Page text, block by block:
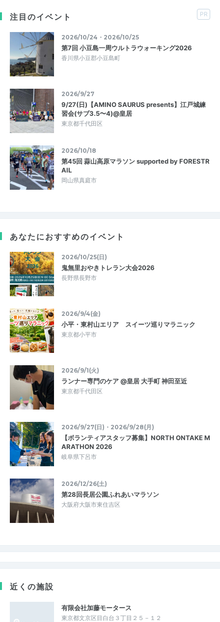
注目のイベント PR
2026/10/24・2026/10/25
第7回 小豆島一周ウルトラウォーキング2026
香川県小豆郡小豆島町
2026/9/27
9/27(日)【AMINO SAURUS presents】江戸城練
習会(サブ3.5〜4)@皇居
東京都千代田区
2026/10/18
第45回 蒜山高原マラソン supported by FORESTR
AIL
岡山県真庭市
あなたにおすすめのイベント
2026/10/25(日)
鬼無里おやきトレラン大会2026
長野県長野市
2026/9/4(金)
小平・東村山エリア スイーツ巡りマラニック
東京都小平市
2026/9/1(火)
ランナー専門のケア @皇居 大手町 神田至近
東京都千代田区
2026/9/27(日)・2026/9/28(月)
【ボランティアスタッフ募集】NORTH ONTAKE M
ARATHON 2026
岐阜県下呂市
2026/12/26(土)
第28回長居公園ふれあいマラソン
大阪府大阪市東住吉区
近くの施設
有限会社加藤モータース
東京都文京区目白台３丁目２５－１２